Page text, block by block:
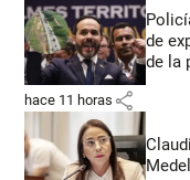
de
de la
hace 11 horas share